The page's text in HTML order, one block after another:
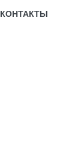
КОНТАКТЫ